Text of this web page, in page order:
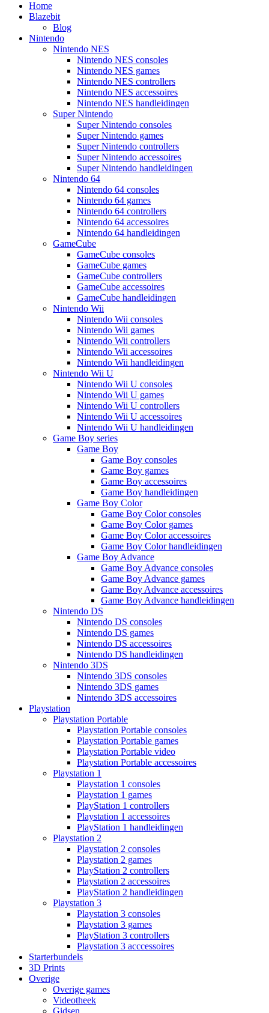
Home
Blazebit
Blog
Nintendo
Nintendo NES
Nintendo NES consoles
Nintendo NES games
Nintendo NES controllers
Nintendo NES accessoires
Nintendo NES handleidingen
Super Nintendo
Super Nintendo consoles
Super Nintendo games
Super Nintendo controllers
Super Nintendo accessoires
Super Nintendo handleidingen
Nintendo 64
Nintendo 64 consoles
Nintendo 64 games
Nintendo 64 controllers
Nintendo 64 accessoires
Nintendo 64 handleidingen
GameCube
GameCube consoles
GameCube games
GameCube controllers
GameCube accessoires
GameCube handleidingen
Nintendo Wii
Nintendo Wii consoles
Nintendo Wii games
Nintendo Wii controllers
Nintendo Wii accessoires
Nintendo Wii handleidingen
Nintendo Wii U
Nintendo Wii U consoles
Nintendo Wii U games
Nintendo Wii U controllers
Nintendo Wii U accessoires
Nintendo Wii U handleidingen
Game Boy series
Game Boy
Game Boy consoles
Game Boy games
Game Boy accessoires
Game Boy handleidingen
Game Boy Color
Game Boy Color consoles
Game Boy Color games
Game Boy Color accessoires
Game Boy Color handleidingen
Game Boy Advance
Game Boy Advance consoles
Game Boy Advance games
Game Boy Advance accessoires
Game Boy Advance handleidingen
Nintendo DS
Nintendo DS consoles
Nintendo DS games
Nintendo DS accessoires
Nintendo DS handleidingen
Nintendo 3DS
Nintendo 3DS consoles
Nintendo 3DS games
Nintendo 3DS accessoires
Playstation
Playstation Portable
Playstation Portable consoles
Playstation Portable games
Playstation Portable video
Playstation Portable accessoires
Playstation 1
Playstation 1 consoles
Playstation 1 games
PlayStation 1 controllers
Playstation 1 accessoires
PlayStation 1 handleidingen
Playstation 2
Playstation 2 consoles
Playstation 2 games
PlayStation 2 controllers
Playstation 2 accessoires
PlayStation 2 handleidingen
Playstation 3
Playstation 3 consoles
Playstation 3 games
PlayStation 3 controllers
Playstation 3 acccessoires
Starterbundels
3D Prints
Overige
Overige games
Videotheek
Gidsen